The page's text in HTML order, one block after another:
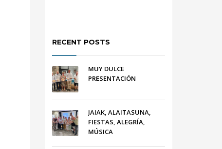
RECENT POSTS
MUY DULCE
PRESENTACIÓN
JAIAK, ALAITASUNA,
FIESTAS, ALEGRÍA,
MÚSICA